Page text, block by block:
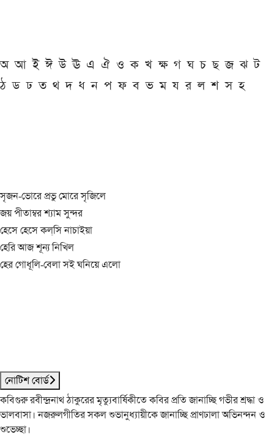
অ আ ই ঈ উ ঊ এ ঐ ও ক খ ক্ষ গ ঘ চ ছ জ ঝ ট
ঠ ড ঢ ত থ দ ধ ন প ফ ব ভ ম য র ল শ স হ
সৃজন-ভোরে প্রভু মোরে সৃজিলে
জয় পীতাম্বর শ্যাম সুন্দর
হেসে হেসে কল্‌সি নাচাইয়া
হেরি আজ শূন্য নিখিল
হের গোধূলি-বেলা সই ঘনিয়ে এলো
নোটিশ বোর্ড
কবিগুরু রবীন্দ্রনাথ ঠাকুরের মৃত্যুবার্ষিকীতে কবির প্রতি জানাচ্ছি গভীর শ্রদ্ধা ও
ভালবাসা। নজরুলগীতির সকল শুভানুধ্যায়ীকে জানাচ্ছি প্রাণঢালা অভিনন্দন ও
শুভেচ্ছা।